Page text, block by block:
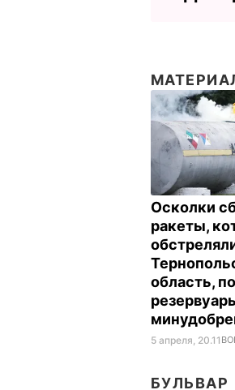
Осколки
ракеты,
область,
5 апреля, 20.11
БУЛЬВАР